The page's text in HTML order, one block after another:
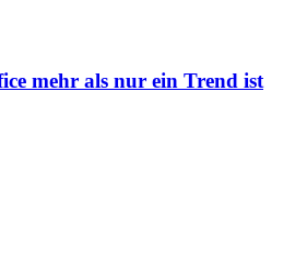
mehr als nur ein Trend ist